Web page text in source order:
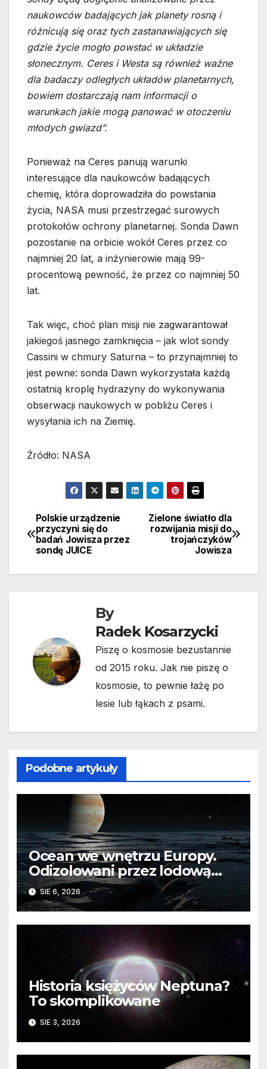
naukowców badających jak planety rosną i
różnicują się oraz tych zastanawiających się
gdzie życie mogło powstać w układzie
słonecznym. Ceres i Westa są również ważne
dla badaczy odległych układów planetarnych,
bowiem dostarczają nam informacji o
warunkach jakie mogą panować w otoczeniu
młodych gwiazd”.
Ponieważ na Ceres panują warunki
interesujące dla naukowców badających
chemię, która doprowadziła do powstania
życia, NASA musi przestrzegać surowych
protokołów ochrony planetarnej. Sonda Dawn
pozostanie na orbicie wokół Ceres przez co
najmniej 20 lat, a inżynierowie mają 99-
procentową pewność, że przez co najmniej 50
lat.
Tak więc, choć plan misji nie zagwarantował
jakiegoś jasnego zamknięcia – jak wlot sondy
Cassini w chmury Saturna – to przynajmniej to
jest pewne: sonda Dawn wykorzystała każdą
ostatnią kroplę hydrazyny do wykonywania
obserwacji naukowych w pobliżu Ceres i
wysyłania ich na Ziemię.
Źródło: NASA
Nawigacja
wpisu
Zielone światło dla
rozwijania misji do
trojańczyków
Jowisza
Polskie urządzenie
przyczyni się do
badań Jowisza przez
sondę JUICE
By
Radek Kosarzycki
Piszę o kosmosie bezustannie
od 2015 roku. Jak nie piszę o
kosmosie, to pewnie łażę po
lesie lub łąkach z psami.
Podobne artykuły
Ocean we wnętrzu Europy.
Odizolowani przez lodową
barierę
SIE 6, 2026
Historia księżyców Neptuna?
To skomplikowane
SIE 3, 2026